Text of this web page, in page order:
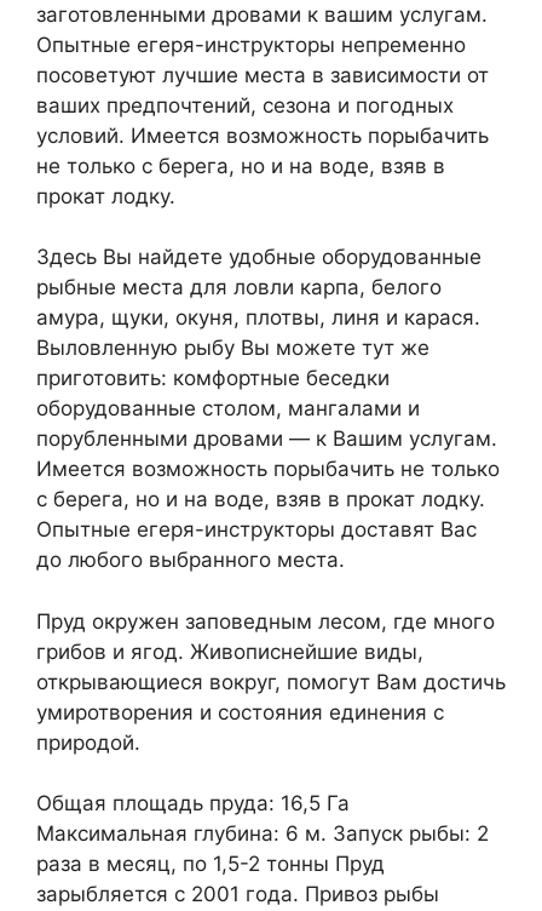
заготовленными дровами к вашим услугам.
Опытные егеря-инструкторы непременно
посоветуют лучшие места в зависимости от
ваших предпочтений, сезона и погодных
условий. Имеется возможность порыбачить
не только с берега, но и на воде, взяв в
прокат лодку.
Здесь Вы найдете удобные оборудованные
рыбные места для ловли карпа, белого
амура, щуки, окуня, плотвы, линя и карася.
Выловленную рыбу Вы можете тут же
приготовить: комфортные беседки
оборудованные столом, мангалами и
порубленными дровами — к Вашим услугам.
Имеется возможность порыбачить не только
с берега, но и на воде, взяв в прокат лодку.
Опытные егеря-инструкторы доставят Вас
до любого выбранного места.
Пруд окружен заповедным лесом, где много
грибов и ягод. Живописнейшие виды,
открывающиеся вокруг, помогут Вам достичь
умиротворения и состояния единения с
природой.
Общая площадь пруда: 16,5 Га
Максимальная глубина: 6 м. Запуск рыбы: 2
раза в месяц, по 1,5-2 тонны Пруд
зарыбляется с 2001 года. Привоз рыбы